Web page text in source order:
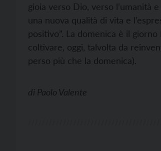
gioia verso Dio, verso l’umanità
una nuova qualità di vita e
positivo”. La domenica è il
coltivare, oggi, talvolta da
perso più che la domenica).
di Paolo Valente